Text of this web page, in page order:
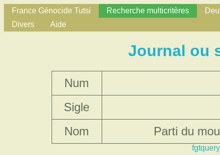
France Génocide Tutsi Recherche multicritères
Divers
Aide
Journal ou
Num
Sigle
Nom
Parti du